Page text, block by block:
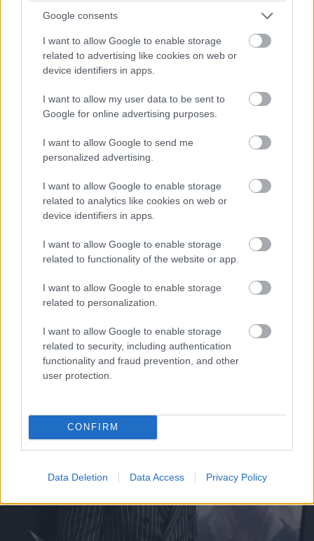
Google consents
I want to allow Google to enable storage
related to advertising like cookies on web or
device identifiers in apps.
I want to allow my user data to be sent to
Google for online advertising purposes.
I want to allow Google to send me
personalized advertising.
I want to allow Google to enable storage
related to analytics like cookies on web or
device identifiers in apps.
I want to allow Google to enable storage
related to functionality of the website or app.
I want to allow Google to enable storage
related to personalization.
I want to allow Google to enable storage
related to security, including authentication
functionality and fraud prevention, and other
user protection.
CONFIRM
Data Deletion Data Access Privacy Policy